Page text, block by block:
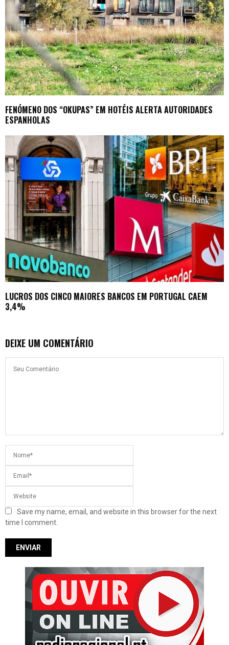
FENÓMENO DOS “OKUPAS” EM HOTÉIS ALERTA AUTORIDADES
ESPANHOLAS
LUCROS DOS CINCO MAIORES BANCOS EM PORTUGAL CAEM
3,4%
DEIXE UM COMENTÁRIO
Save my name, email, and website in this browser for the next
time I comment.